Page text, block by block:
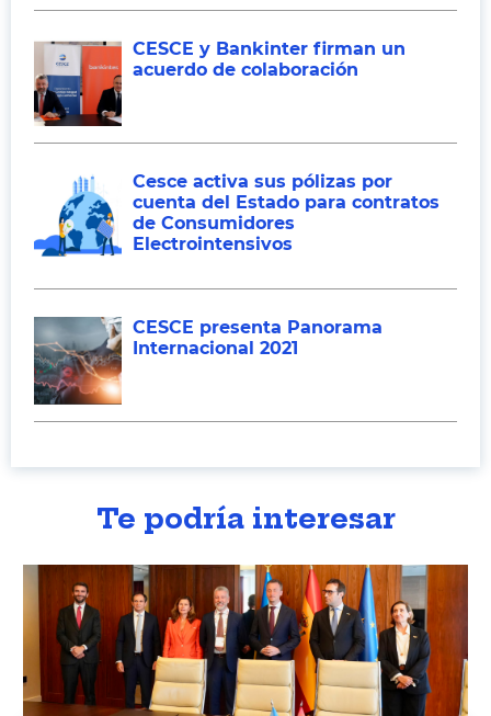
CESCE y Bankinter firman un
acuerdo de colaboración
Cesce activa sus pólizas por
cuenta del Estado para contratos
de Consumidores
Electrointensivos
CESCE presenta Panorama
Internacional 2021
Te podría interesar